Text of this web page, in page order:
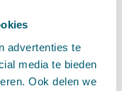
advertenties te
media te bieden
Ook delen we